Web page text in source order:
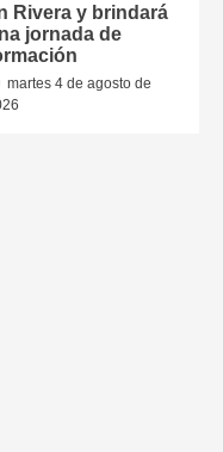
Rivera y brindará
jornada de
martes 4 de agosto de